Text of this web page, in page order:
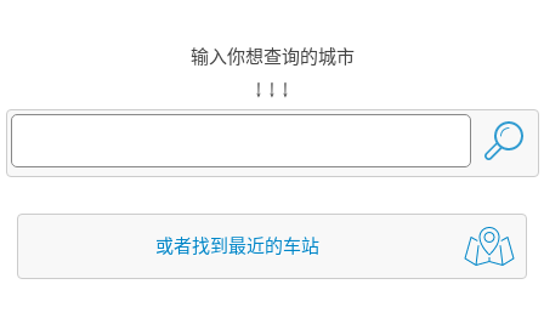
输入你想查询的城市
↓ ↓ ↓
或者找到最近的车站